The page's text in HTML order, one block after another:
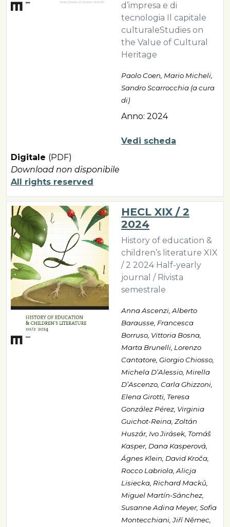
d’impresa e di
tecnologia Il capitale
culturaleStudies on
the Value of Cultural
Heritage
Paolo Coen, Mario Micheli,
Sandro Scarrocchia (a cura
di)
Anno: 2024
Vedi scheda
Digitale (PDF)
Download non disponibile
All rights reserved
HECL XIX / 2
2024
History of education &
children’s literature XIX
/ 2 2024 Half-yearly
journal / Rivista
semestrale
Anna Ascenzi, Alberto
Barausse, Francesca
Borruso, Vittoria Bosna,
Marta Brunelli, Lorenzo
Cantatore, Giorgio Chiosso,
Michela D’Alessio, Mirella
D’Ascenzo, Carla Ghizzoni,
Elena Girotti, Teresa
González Pérez, Virginia
Guichot-Reina, Zoltán
Huszár, Ivo Jirásek, Tomáš
Kasper, Dana Kasperová,
Ágnes Klein, David Kroča,
Rocco Labriola, Alicja
Lisiecka, Richard Macků,
Miguel Martín-Sánchez,
Susanne Adina Meyer, Sofia
Montecchiani, Jiří Němec,